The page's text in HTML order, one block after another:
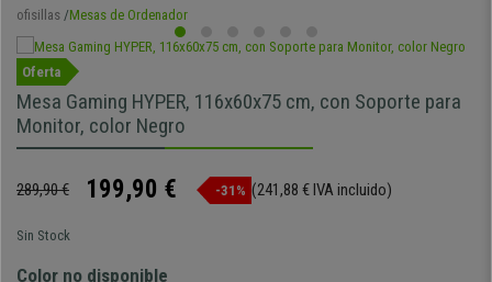
ofisillas Mesas de Ordenador
Oferta
Mesa Gaming HYPER, 116x60x75 cm, con Soporte para
Monitor, color Negro
289,90 € 199,90 € -31% (241,88 € IVA incluido)
Sin Stock
Color no disponible